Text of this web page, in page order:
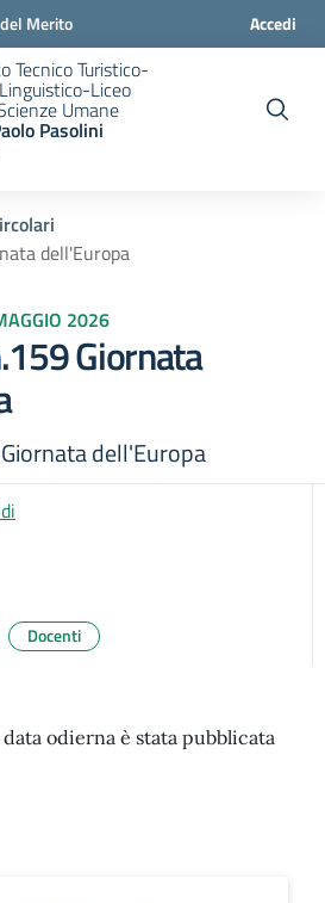
Merito Accedi
Tecnico Turistico-
Liceo
Umane
Pasolini
dell'Europa
2026
Giornata
dell'Europa
Docenti
odierna è stata pubblicata